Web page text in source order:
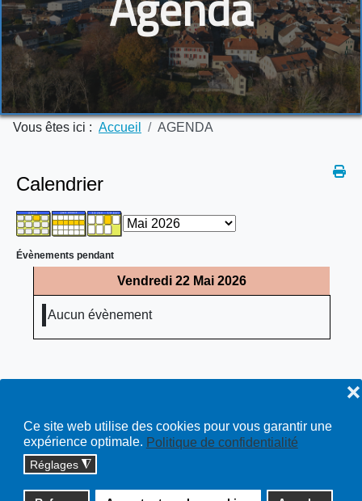
Ce site web utilise des cookies pour vous garantir une
expérience optimale. Politique de confidentialité
Réglages ◮
❌
Vous êtes ici : Accueil AGENDA
Calendrier
Évènements pendant
Vendredi 22 Mai 2026
Aucun évènement
Copyright © 2026 cossonay.ch - tous droits réservés | site :